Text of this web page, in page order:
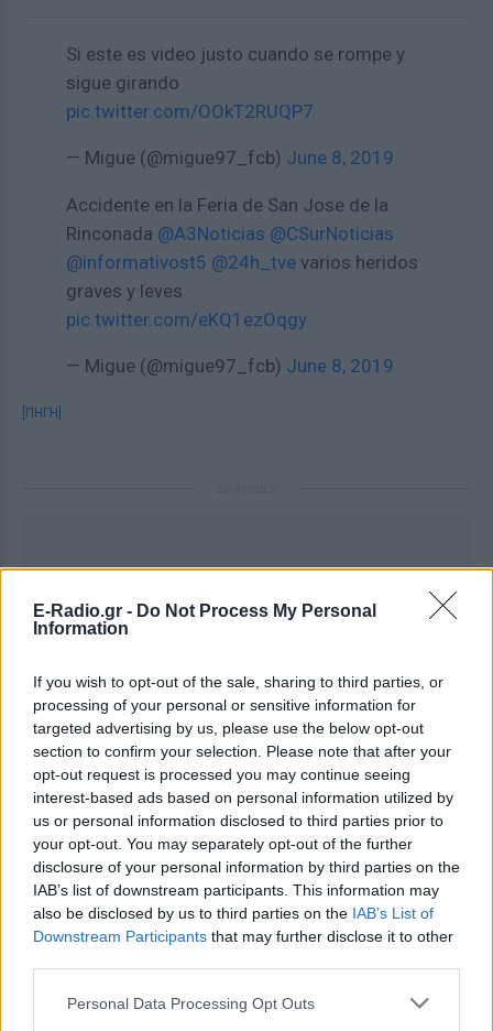
E-Radio.gr - Do Not Process My Personal
Information
If you wish to opt-out of the sale, sharing to third parties, or
processing of your personal or sensitive information for
targeted advertising by us, please use the below opt-out
section to confirm your selection. Please note that after your
opt-out request is processed you may continue seeing
interest-based ads based on personal information utilized by
us or personal information disclosed to third parties prior to
your opt-out. You may separately opt-out of the further
disclosure of your personal information by third parties on the
IAB’s list of downstream participants. This information may
also be disclosed by us to third parties on the IAB’s List of
Downstream Participants that may further disclose it to other
Personal Data Processing Opt Outs
Si este es video justo cuando se rompe y
sigue girando
pic.twitter.com/OOkT2RUQP7
— Migue (@migue97_fcb) June 8, 2019
Accidente en la Feria de San Jose de la
Rinconada @A3Noticias @CSurNoticias
@informativost5 @24h_tve varios heridos
graves y leves
pic.twitter.com/eKQ1ezOqgy
— Migue (@migue97_fcb) June 8, 2019
[ΠΗΓΗ]
τα πιο hot νέα